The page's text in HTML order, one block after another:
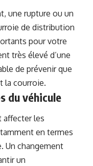
une rupture ou un
de distribution
pour votre
très élevé d’une
de prévenir que
la courroie.
du véhicule
affecter les
en termes
Un changement
un